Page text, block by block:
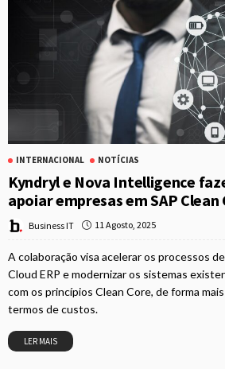
INTERNACIONAL NOTÍCIAS
Kyndryl e Nova Intelligence
apoiar empresas em SAP Clean
Business IT 11 Agosto, 2025
A colaboração visa acelerar os processos
Cloud ERP e modernizar os sistemas
com os princípios Clean Core, de forma
termos de custos.
LER MAIS